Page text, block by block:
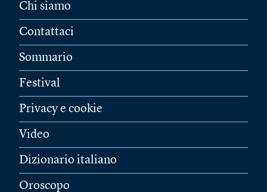
Chi siamo
Contattaci
Sommario
Festival
Privacy e cookie
Video
Dizionario italiano
Oroscopo